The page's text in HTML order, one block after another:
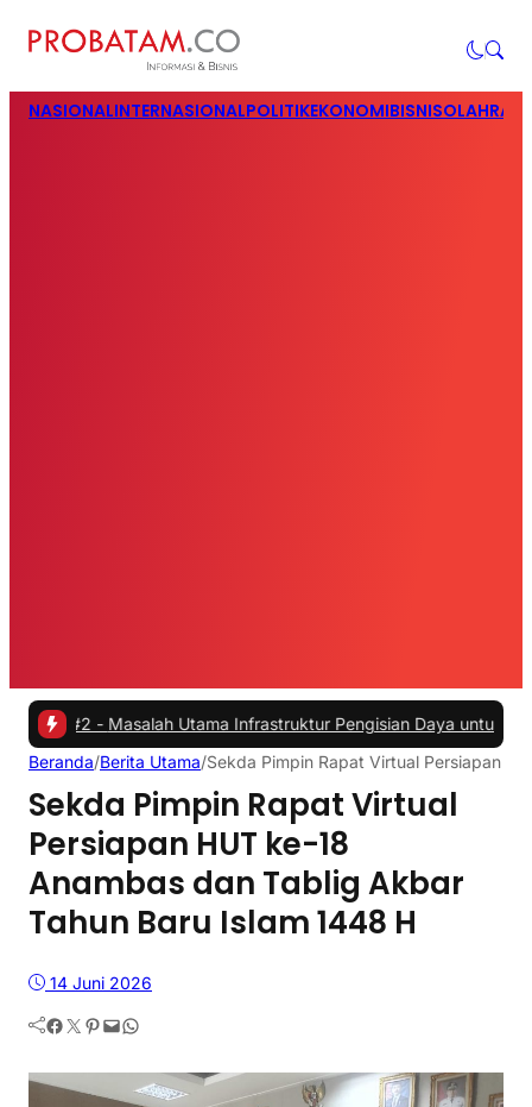
NASIONALINTERNASIONALPOLITIKEKONOMIBISNIS
Masalah Utama Infrastruktur Pengisian Daya untuk Mobil Listrik
Beranda/Berita Utama/Sekda Pimpin Rapat Virtual Persiapan
Sekda Pimpin Rapat Virtual
Persiapan HUT ke-18
Anambas dan Tablig Akbar
Tahun Baru Islam 1448 H
14 Juni 2026
Facebook Twitter Pinterest Mail WhatsApp